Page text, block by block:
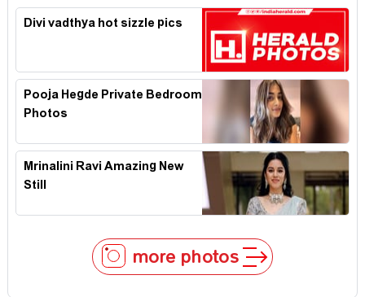
Divi vadthya hot sizzle pics
Pooja Hegde Private Bedroom
Photos
Mrinalini Ravi Amazing New
Still
more photos